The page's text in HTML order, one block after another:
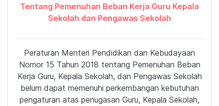
Tentang Pemenuhan Beban Kerja Guru Kepala
Sekolah dan Pengawas Sekolah
Peraturan Menteri Pendidikan dan Kebudayaan
Nomor 15 Tahun 2018 tentang Pemenuhan Beban
Kerja Guru, Kepala Sekolah, dan Pengawas Sekolah
belum dapat memenuhi perkembangan kebutuhan
pengaturan atas penugasan Guru, Kepala Sekolah,